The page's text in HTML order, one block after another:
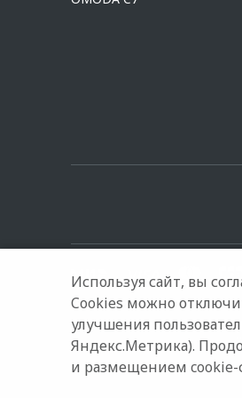
© 2026 Эксперт Авто Нск
Используя сайт, вы
Cookies можно
улучшения
Яндекс.Метрика).
и размещением cookie-